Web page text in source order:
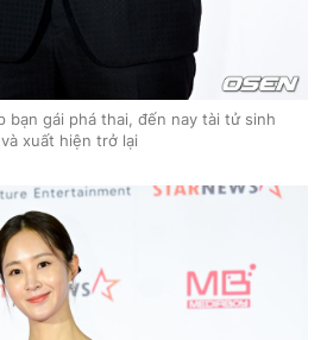
bạn gái phá thai, đến nay tài tử sinh
xuất hiện trở lại